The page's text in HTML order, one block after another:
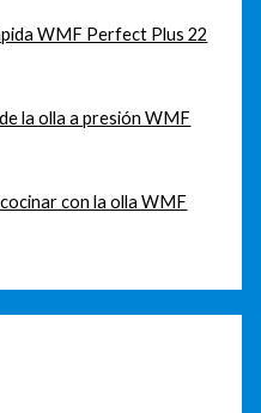
WMF Perfect Plus 22
la olla a presión WMF
con la olla WMF